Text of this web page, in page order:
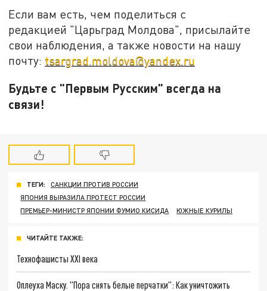
Если вам есть, чем поделиться с
редакцией "Царьград Молдова", присылайте
свои наблюдения, а также новости на нашу
почту: tsargrad.moldova@yandex.ru
Будьте с "Первым Русским" всегда на
связи!
ТЕГИ:
САНКЦИИ ПРОТИВ РОССИИ
ЯПОНИЯ ВЫРАЗИЛА ПРОТЕСТ РОССИИ
ПРЕМЬЕР-МИНИСТР ЯПОНИИ ФУМИО КИСИДА
ЮЖНЫЕ КУРИЛЫ
ЧИТАЙТЕ ТАКЖЕ:
Технофашисты XXI века
Оплеуха Маску. "Пора снять белые перчатки": Как уничтожить